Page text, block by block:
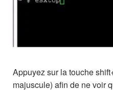
Appuyez sur la touche
majuscule) afin de ne voir